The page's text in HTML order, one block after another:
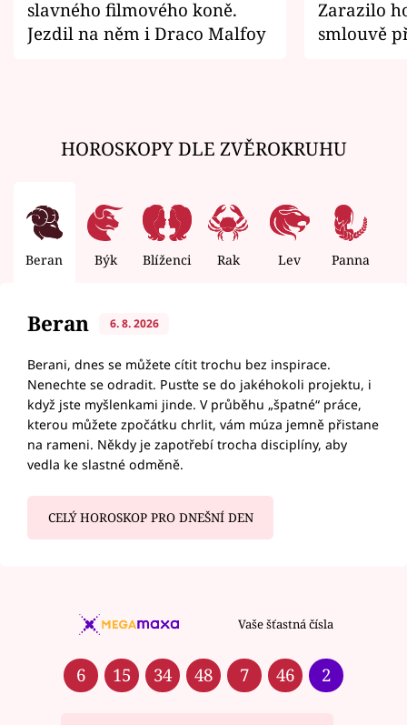
slavného filmového koně.
Jezdil na něm i Draco Malfoy
Zarazilo
smlouvě
HOROSKOPY DLE ZVĚROKRUHU
Beran Býk Blíženci Rak Lev Panna
Beran 6. 8. 2026
Berani, dnes se můžete cítit trochu bez inspirace.
Nenechte se odradit. Pusťte se do jakéhokoli projektu, i
když jste myšlenkami jinde. V průběhu „špatné“ práce,
kterou můžete zpočátku chrlit, vám múza jemně přistane
na rameni. Někdy je zapotřebí trocha disciplíny, aby
vedla ke slastné odměně.
CELÝ HOROSKOP PRO DNEŠNÍ DEN
Vaše šťastná čísla
6 15 34 48 7 46 2